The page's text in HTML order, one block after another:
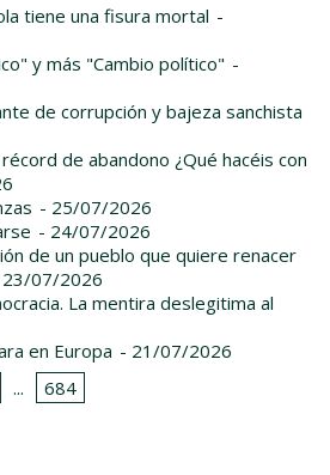
tiene una fisura mortal -
y más "Cambio político" -
de corrupción y bajeza sanchista
de abandono ¿Qué hacéis con
- 25/07/2026
- 24/07/2026
de un pueblo que quiere renacer
07/2026
La mentira deslegitima al
en Europa - 21/07/2026
... 684